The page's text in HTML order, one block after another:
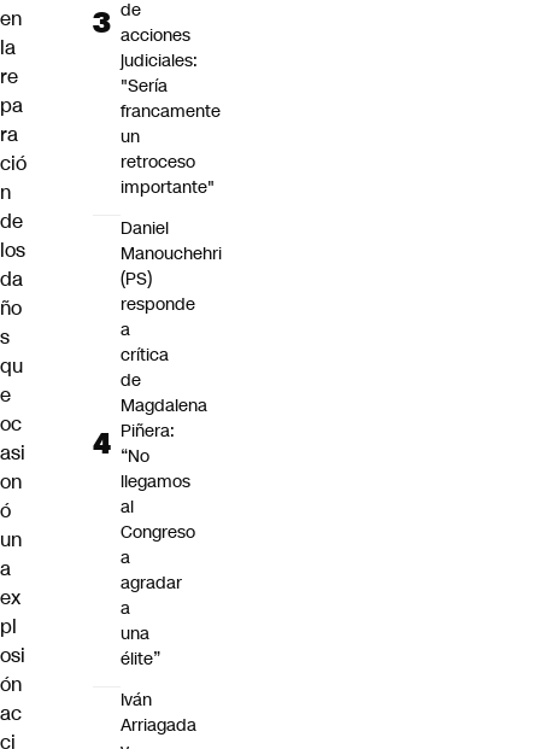
en
la
re
pa
ra
ció
n
de
los
da
ño
s
qu
e
oc
asi
on
ó
un
a
ex
pl
osi
ón
ac
ci
de
acciones
judiciales:
"Sería
francamente
un
retroceso
importante"
Daniel
Manouchehri
(PS)
responde
a
crítica
de
Magdalena
Piñera:
“No
llegamos
al
Congreso
a
agradar
a
una
élite”
Iván
Arriagada